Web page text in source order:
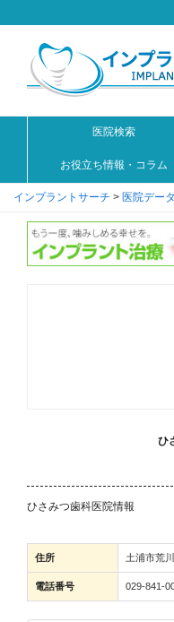
医院検索
お役立ち情報・コラム
インプラントサーチ > 医院データ
ひ
ひさみつ歯科医院情報
住所 土浦市荒
電話番号 029-841-